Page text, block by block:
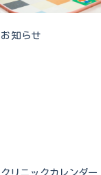
お知らせ
クリニックカレンダー